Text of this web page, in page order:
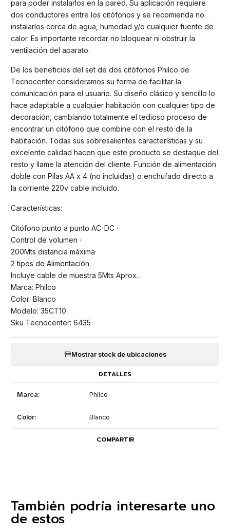
para poder instalarlos en la pared. Su aplicación requiere
dos conductores entre los citófonos y se recomienda no
instalarlos cerca de agua, humedad y/o cualquier fuente de
calor. Es importante recordar no bloquear ni obstruir la
ventilación del aparato.
De los beneficios del set de dos citófonos Philco de
Tecnocenter consideramos su forma de facilitar la
comunicación para el usuario. Su diseño clásico y sencillo lo
hace adaptable a cualquier habitación con cualquier tipo de
decoración, cambiando totalmente el tedioso proceso de
encontrar un citófono que combine con el resto de la
habitación. Todas sus sobresalientes características y su
excelente calidad hacen que este producto se destaque del
resto y llame la atención del cliente. Función de alimentación
doble con Pilas AA x 4 (no incluidas) o enchufado directo a
la corriente 220v cable incluido.
Características:
Citófono punto a punto AC-DC ·
Control de volumen ·
200Mts distancia máxima·
2 tipos de Alimentación
Incluye cable de muestra 5Mts Aprox.
Marca: Philco
Color: Blanco
Modelo: 35CT10
Sku Tecnocenter: 6435
Mostrar stock de ubicaciones
DETALLES
Marca: Philco
Color: Blanco
COMPARTIR
También podría interesarte uno
de estos